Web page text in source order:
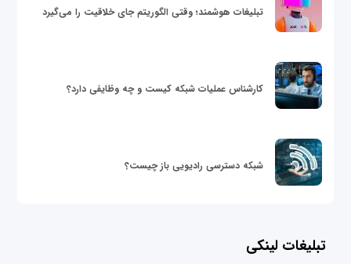
تبلیغات هوشمند؛ وقتی الگوریتم جای خلاقیت را می‌گیرد
کارشناس عملیات شبکه کیست و چه وظایفی دارد؟
شبکه دسترسی رادیویی باز چیست؟
تبلیغات لینکی